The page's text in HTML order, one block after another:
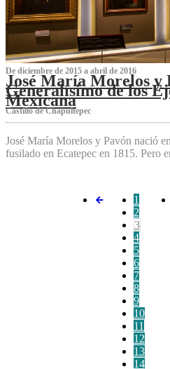
De diciembre de 2015 a abril de 2016
José María Morelos y
Generalísimo de los
Mexicana
C‌astillo de Chapultepec
José María Morelos y Pavón nació
fusilado en Ecatepec en 1815. Pero
1
2
3
4
5
6
7
8
9
10
11
12
13
14